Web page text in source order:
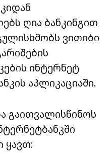
ღია ბანკინგით
ვითიბი
ინტერნეტ
აპლიკაციაში.
გაითვალისწინოს
ყავთ: